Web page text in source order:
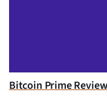
Bitcoin Prime